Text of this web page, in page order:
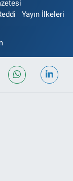
Yayın İlkeleri